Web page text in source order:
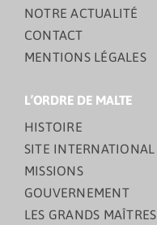
NOTRE ACTUALITÉ
CONTACT
MENTIONS LÉGALES
L’ORDRE DE MALTE
HISTOIRE
SITE INTERNATIONAL
MISSIONS
GOUVERNEMENT
LES GRANDS MAÎTRES